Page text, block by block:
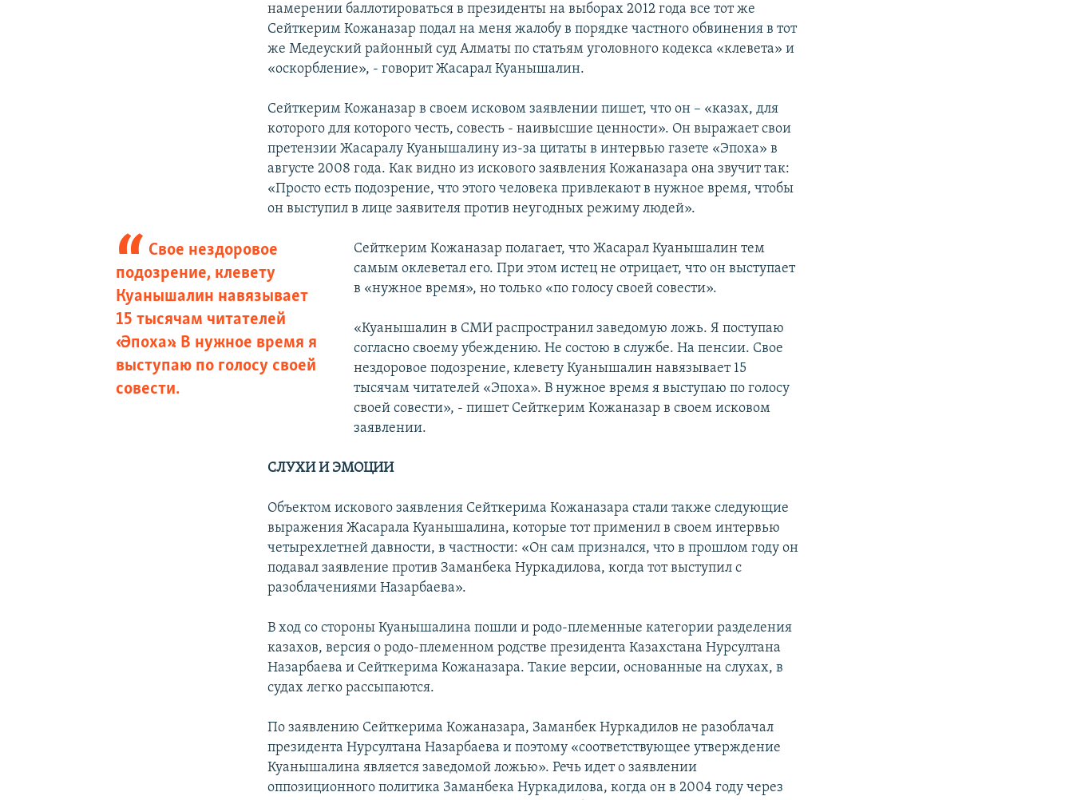
намерении баллотироваться в президенты на выборах 2012 года все тот же
Сейткерим Кожаназар подал на меня жалобу в порядке частного обвинения в тот
же Медеуский районный суд Алматы по статьям уголовного кодекса «клевета» и
«оскорбление», - говорит Жасарал Куанышалин.
Сейткерим Кожаназар в своем исковом заявлении пишет, что он – «казах, для
которого для которого честь, совесть - наивысшие ценности». Он выражает свои
претензии Жасаралу Куанышалину из-за цитаты в интервью газете «Эпоха» в
августе 2008 года. Как видно из искового заявления Кожаназара она звучит так:
«Просто есть подозрение, что этого человека привлекают в нужное время, чтобы
он выступил в лице заявителя против неугодных режиму людей».
Свое нездоровое
подозрение, клевету
Куанышалин навязывает
15 тысячам читателей
«Эпоха». В нужное время я
выступаю по голосу своей
совести.
Сейткерим Кожаназар полагает, что Жасарал Куанышалин тем
самым оклеветал его. При этом истец не отрицает, что он выступает
в «нужное время», но только «по голосу своей совести».
«Куанышалин в СМИ распространил заведомую ложь. Я поступаю
согласно своему убеждению. Не состою в службе. На пенсии. Свое
нездоровое подозрение, клевету Куанышалин навязывает 15
тысячам читателей «Эпоха». В нужное время я выступаю по голосу
своей совести», - пишет Сейткерим Кожаназар в своем исковом
заявлении.
СЛУХИ И ЭМОЦИИ
Объектом искового заявления Сейткерима Кожаназара стали также следующие
выражения Жасарала Куанышалина, которые тот применил в своем интервью
четырехлетней давности, в частности: «Он сам признался, что в прошлом году он
подавал заявление против Заманбека Нуркадилова, когда тот выступил с
разоблачениями Назарбаева».
В ход со стороны Куанышалина пошли и родо-племенные категории разделения
казахов, версия о родо-племенном родстве президента Казахстана Нурсултана
Назарбаева и Сейткерима Кожаназара. Такие версии, основанные на слухах, в
судах легко рассыпаются.
По заявлению Сейткерима Кожаназара, Заманбек Нуркадилов не разоблачал
президента Нурсултана Назарбаева и поэтому «соответствующее утверждение
Куанышалина является заведомой ложью». Речь идет о заявлении
оппозиционного политика Заманбека Нуркадилова, когда он в 2004 году через